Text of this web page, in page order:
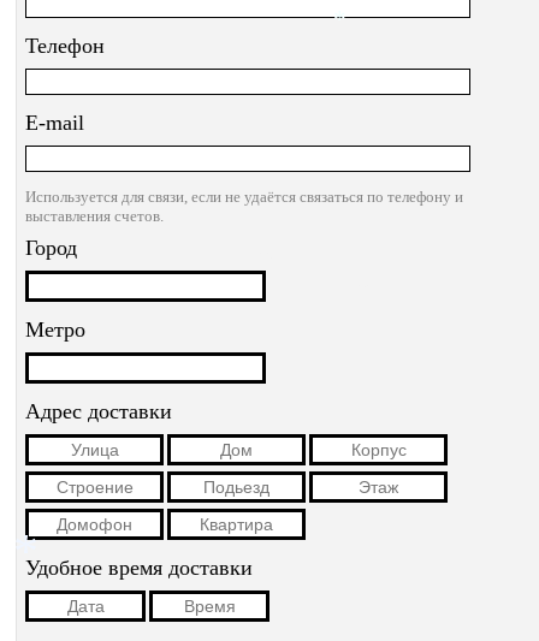
Телефон
E-mail
Используется для связи, если не удаётся связаться по телефону и
выставления счетов.
Город
Метро
Адрес доставки
Удобное время доставки
*
*